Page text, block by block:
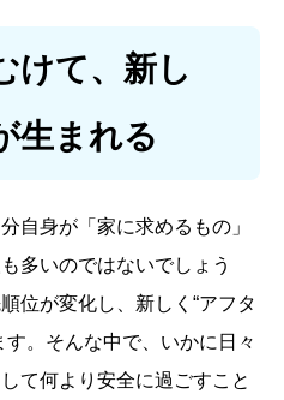
けて、新し
生まれる
自身が「家に求めるもの」
多いのではないでしょう
位が変化し、新しく“アフタ
。そんな中で、いかに日々
て何より安全に過ごすこと